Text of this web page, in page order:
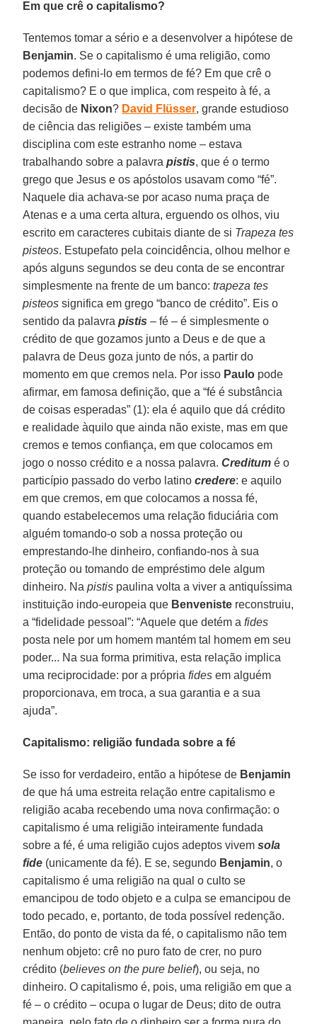
Em que crê o capitalismo?
Tentemos tomar a sério e a desenvolver a hipótese de
Benjamin. Se o capitalismo é uma religião, como
podemos defini-lo em termos de fé? Em que crê o
capitalismo? E o que implica, com respeito à fé, a
decisão de Nixon? David Flüsser, grande estudioso
de ciência das religiões – existe também uma
disciplina com este estranho nome – estava
trabalhando sobre a palavrapistis, que é o termo
grego que Jesus e os apóstolos usavam como “fé”.
Naquele dia achava-se por acaso numa praça de
Atenas e a uma certa altura, erguendo os olhos, viu
escrito em caracteres cubitais diante de si Trapeza tes
pisteos. Estupefato pela coincidência, olhou melhor e
após alguns segundos se deu conta de se encontrar
simplesmente na frente de um banco:trapeza tes
pisteos significa em grego “banco de crédito”. Eis o
sentido da palavrapistis – fé – é simplesmente o
crédito de que gozamos junto a Deus e de que a
palavra de Deus goza junto de nós, a partir do
momento em que cremos nela. Por isso Paulo pode
afirmar, em famosa definição, que a “fé é substância
de coisas esperadas” (1): ela é aquilo que dá crédito
e realidade àquilo que ainda não existe, mas em que
cremos e temos confiança, em que colocamos em
jogo o nosso crédito e a nossa palavra.Creditumé o
particípio passado do verbo latinocredere: e aquilo
em que cremos, em que colocamos a nossa fé,
quando estabelecemos uma relação fiduciária com
alguém tomando-o sob a nossa proteção ou
emprestando-lhe dinheiro, confiando-nos à sua
proteção ou tomando de empréstimo dele algum
dinheiro. Napistis paulina volta a viver a antiquíssima
instituição indo-europeia que Benveniste reconstruiu,
a “fidelidade pessoal”: “Aquele que detém afides
posta nele por um homem mantém tal homem em seu
poder... Na sua forma primitiva, esta relação implica
uma reciprocidade: por a própriafides em alguém
proporcionava, em troca, a sua garantia e a sua
ajuda”.
Capitalismo: religião fundada sobre a fé
Se isso for verdadeiro, então a hipótese de Benjamin
de que há uma estreita relação entre capitalismo e
religião acaba recebendo uma nova confirmação: o
capitalismo é uma religião inteiramente fundada
sobre a fé, é uma religião cujos adeptos vivemsola
fide (unicamente da fé). E se, segundo Benjamin, o
capitalismo é uma religião na qual o culto se
emancipou de todo objeto e a culpa se emancipou de
todo pecado, e, portanto, de toda possível redenção.
Então, do ponto de vista da fé, o capitalismo não tem
nenhum objeto: crê no puro fato de crer, no puro
crédito (believes on the pure belief), ou seja, no
dinheiro. O capitalismo é, pois, uma religião em que a
fé – o crédito – ocupa o lugar de Deus; dito de outra